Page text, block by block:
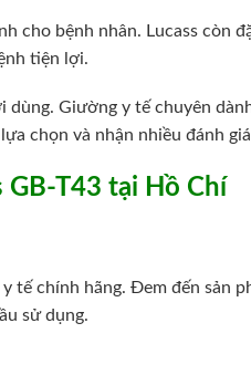
cho bệnh nhân. Lucass còn
tiện lợi.
Giường y tế chuyên
chọn và nhận nhiều đánh
GB-T43 tại Hồ Chí
tế chính hãng. Đem đến sản
sử dụng.